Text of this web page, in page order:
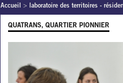
Accueil > laboratoire des territoires -
QUATRANS, QUARTIER PIONNIER